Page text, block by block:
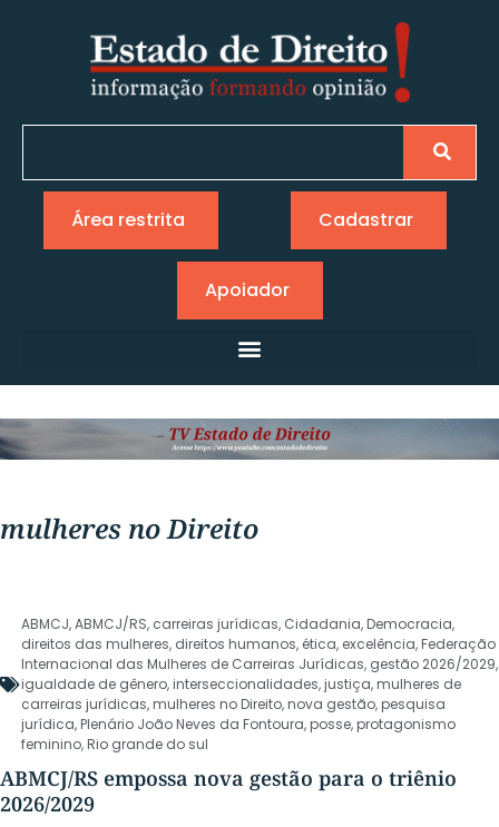
Área restrita Cadastrar
Apoiador
mulheres no Direito
ABMCJ,ABMCJ/RS, carreiras jurídicas, Cidadania,Democracia,
direitos das mulheres, direitos humanos, ética, excelência,Federação
Internacional das Mulheres de Carreiras Jurídicas, gestão 2026/2029,
igualdade de gênero,interseccionalidades,justiça,mulheres de
carreiras jurídicas,mulheres no Direito,nova gestão,pesquisa
jurídica,Plenário João Neves da Fontoura,posse,protagonismo
feminino,Rio grande do sul
ABMCJ/RS empossa nova gestão para o triênio
2026/2029